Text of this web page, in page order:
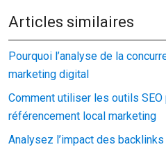
Articles similaires
Pourquoi l’analyse de la
marketing digital
Comment utiliser les outils
référencement local marketing
Analysez l’impact des